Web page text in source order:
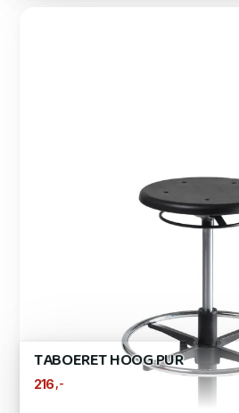
TABOERET HOOG PUR
216,-